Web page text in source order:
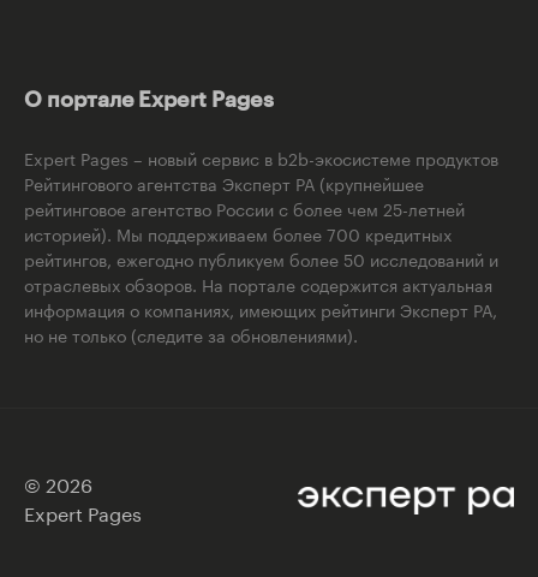
О портале Expert Pages
Expert Pages – новый сервис в b2b-экосистеме продуктов
Рейтингового агентства Эксперт РА (крупнейшее
рейтинговое агентство России с более чем 25-летней
историей). Мы поддерживаем более 700 кредитных
рейтингов, ежегодно публикуем более 50 исследований и
отраслевых обзоров. На портале содержится актуальная
информация о компаниях, имеющих рейтинги Эксперт РА,
но не только (следите за обновлениями).
© 2026
Expert Pages